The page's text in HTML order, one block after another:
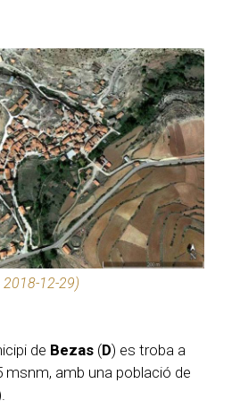
2018-12-29)
de Bezas (D) es troba a
msnm, amb una població de